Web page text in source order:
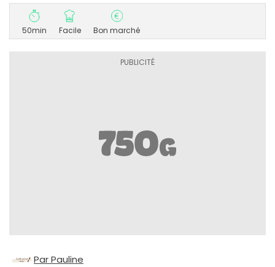
50min Facile Bon marché
Par Pauline